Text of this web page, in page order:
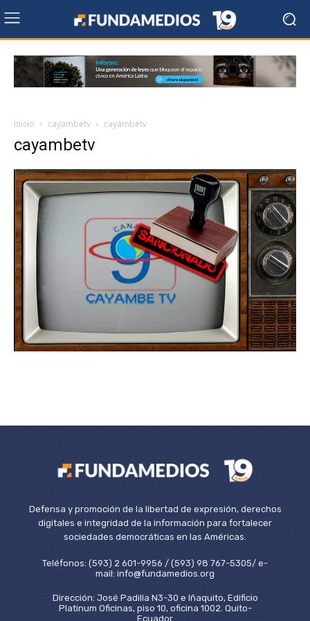
Inicio cayambetv cayambetv
cayambetv
Defensa y promoción de la libertad de expresión, derechos
digitales e integridad de la información para fortalecer
sociedades democráticas en las Américas.
Teléfonos: (593) 2 601-9956 / (593) 98 767-5305/ e-
mail: info@fundamedios.org
Dirección: José Padilla N3-30 e Iñaquito, Edificio
Platinum Oficinas, piso 10, oficina 1002. Quito-
Ecuador